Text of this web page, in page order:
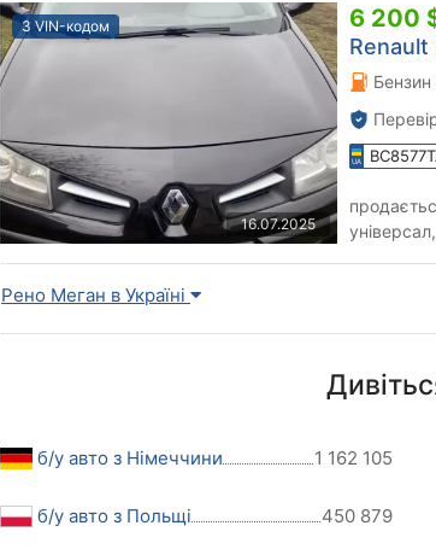
З VIN-кодом
16.07.2025
6 200
Renault
Бензин
продається
універсал, 2,0 бензин
Рено Меган в Україні
б/у авто з Німеччини 1 162 105
б/у авто з Польщі 450 879